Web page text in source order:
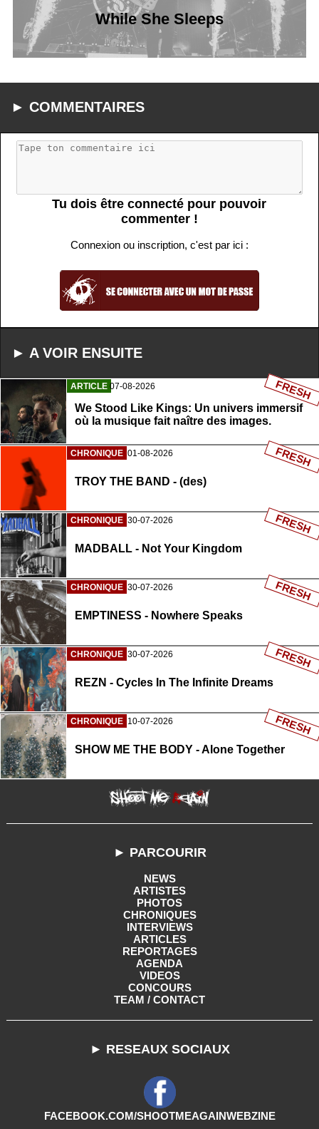
While She Sleeps
► COMMENTAIRES
Tu dois être connecté pour pouvoir
commenter !
Connexion ou inscription, c'est par ici :
► A VOIR ENSUITE
ARTICLE 07-08-2026
We Stood Like Kings: Un univers immersif
où la musique fait naître des images.
FRESH
CHRONIQUE 01-08-2026
TROY THE BAND - (des)
FRESH
CHRONIQUE 30-07-2026
MADBALL - Not Your Kingdom
FRESH
CHRONIQUE 30-07-2026
EMPTINESS - Nowhere Speaks
FRESH
CHRONIQUE 30-07-2026
REZN - Cycles In The Infinite Dreams
FRESH
CHRONIQUE 10-07-2026
SHOW ME THE BODY - Alone Together
FRESH
► PARCOURIR
NEWS
ARTISTES
PHOTOS
CHRONIQUES
INTERVIEWS
ARTICLES
REPORTAGES
AGENDA
VIDEOS
CONCOURS
TEAM / CONTACT
► RESEAUX SOCIAUX
FACEBOOK.COM/SHOOTMEAGAINWEBZINE